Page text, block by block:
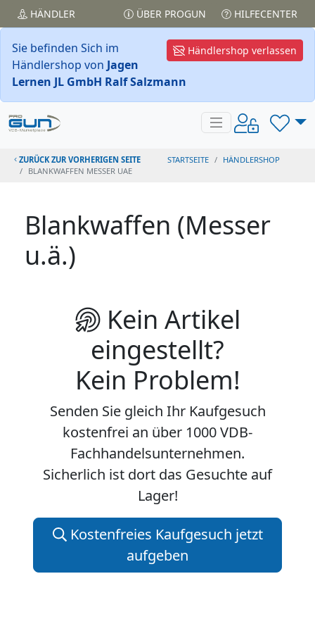
HÄNDLER ÜBER PROGUN HILFECENTER
Händlershop verlassen
Sie befinden Sich im
Händlershop von Jagen
Lernen JL GmbH Ralf Salzmann
ZURÜCK ZUR VORHERIGEN SEITE STARTSEITE
HÄNDLERSHOP
BLANKWAFFEN MESSER UAE
Blankwaffen (Messer
u.ä.)
Kein Artikel
eingestellt?
Kein Problem!
Senden Sie gleich Ihr Kaufgesuch
kostenfrei an über 1000 VDB-
Fachhandelsunternehmen.
Sicherlich ist dort das Gesuchte auf
Lager!
Kostenfreies Kaufgesuch jetzt
aufgeben